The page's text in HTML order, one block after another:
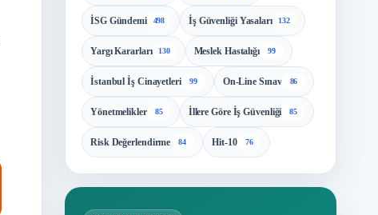
İSG Gündemi 498 İş Güvenliği Yasaları 132
Yargı Kararları 130 Meslek Hastalığı 99
İstanbul İş Cinayetleri 99 On-Line Sınav 86
Yönetmelikler 85 İllere Göre İş Güvenliği 85
Risk Değerlendirme 84 Hit-10 76